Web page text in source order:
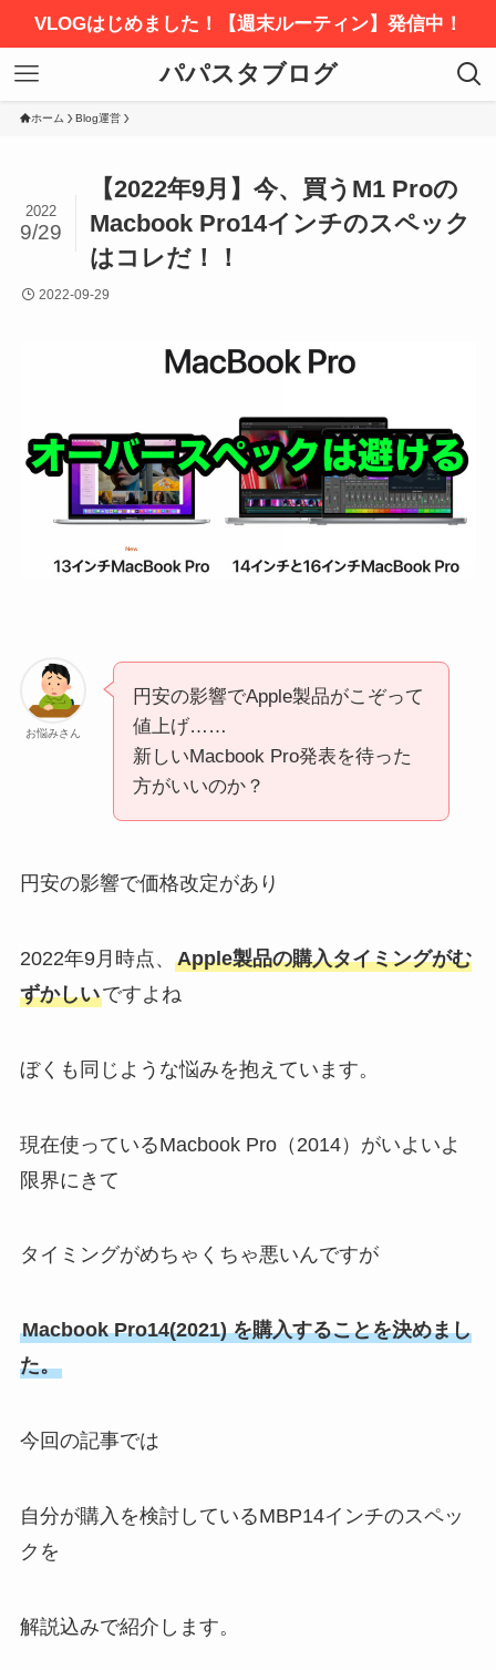
VLOGはじめました！【週末ルーティン】発信中！
パパスタブログ
ホーム Blog運営
【2022年9月】今、買うM1 Proの
Macbook Pro14インチのスペック
はコレだ！！
2022
9/29
2022-09-29
お悩みさん
円安の影響でApple製品がこぞって
値上げ……
新しいMacbook Pro発表を待った
方がいいのか？
円安の影響で価格改定があり
2022年9月時点、 Apple製品の購入タイミングがむ
ずかしいですよね
ぼくも同じような悩みを抱えています。
現在使っているMacbook Pro（2014）がいよいよ
限界にきて
タイミングがめちゃくちゃ悪いんですが
Macbook Pro14(2021) を購入することを決めまし
た。
今回の記事では
自分が購入を検討しているMBP14インチのスペッ
クを
解説込みで紹介します。